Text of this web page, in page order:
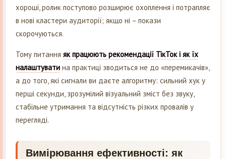
хороші, ролик поступово розширює охоплення і потрапляє
в нові кластери аудиторії; якщо ні – покази
скорочуються.
Тому питання як працюють рекомендації ТікТок і як їх
налаштувати на практиці зводиться не до «перемикачів»,
а до того, які сигнали ви даєте алгоритму: сильний хук у
перші секунди, зрозумілий візуальний зміст без звуку,
стабільне утримання та відсутність різких провалів у
перегляді.
Вимірювання ефективності: як